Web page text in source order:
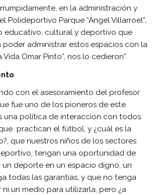
en la administración y
Polideportivo Parque “Ángel Villarroel”,
educativo, cultural y deportivo que
poder administrar estos espacios con la
Omar Pinto”, nos lo cedieron”.
con el asesoramiento del profesor
fue uno de los pioneros de este
una política de interacción con todos
practican el fútbol, y ¿cuál es la
que nuestros niños de los sectores
tengan una oportunidad de
deporte en un espacio digno, un
todas las garantías, y que no tenga
un medio para utilizarla, pero ¿a